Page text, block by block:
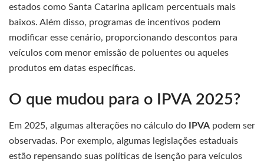
estados como Santa Catarina aplicam percentuais mais
baixos. Além disso, programas de incentivos podem
modificar esse cenário, proporcionando descontos para
veículos com menor emissão de poluentes ou aqueles
produtos em datas específicas.
O que mudou para o IPVA 2025?
Em 2025, algumas alterações no cálculo do IPVA podem ser
observadas. Por exemplo, algumas legislações estaduais
estão repensando suas políticas de isenção para veículos